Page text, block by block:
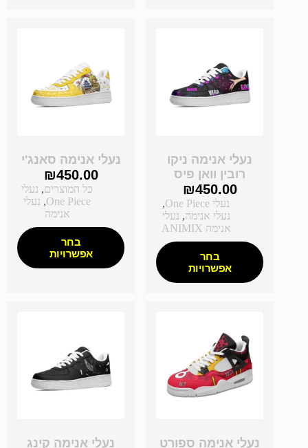
נעלי אנימה ניקו
רובין וואן פיס
₪450.00
נעלי One Piece
,
נעלי אנימה, נעלי
אנימה ANIMIX
בחר
אפשרויות
נעלי אנימה סאנג'י
₪450.00
כל המוצרים, נעלי
One Piece
, נעלי
אנימה
בחר
אפשרויות
נעלי אנימה ספורט
נעלי אנימה קינג